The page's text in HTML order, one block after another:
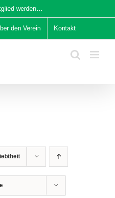
werden…
den Verein Kontakt